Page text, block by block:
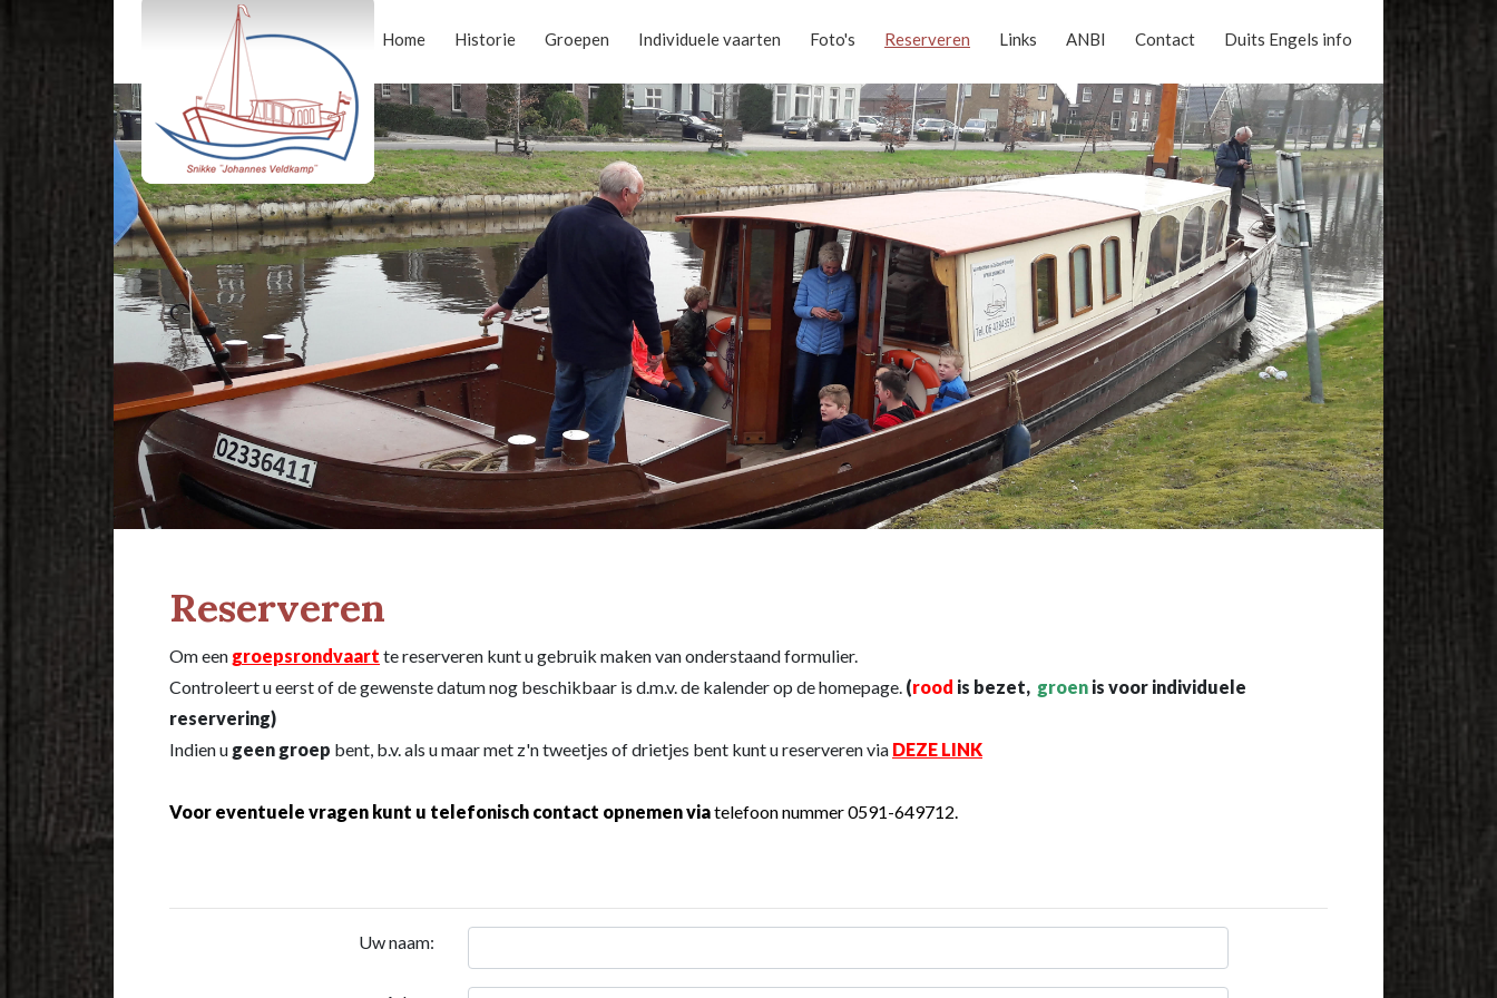
Home Historie Groepen Individuele vaarten Foto's Reserveren Links ANBI Contact Duits Engels info
Reserveer nu online uw vaart
Reserveren
Om een groepsrondvaart te reserveren kunt u gebruik maken van onderstaand formulier.
Controleert u eerst of de gewenste datum nog beschikbaar is d.m.v. de kalender op de homepage. (rood is bezet, groen is voor individuele
reservering)
Indien u geen groep bent, b.v. als u maar met z'n tweetjes of drietjes bent kunt u reserveren via DEZE LINK
Voor eventuele vragen kunt u telefonisch contact opnemen viatelefoon nummer 0591-649712.
Uw naam: